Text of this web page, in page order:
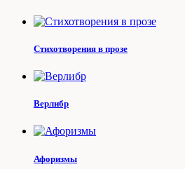
Стихотворения в прозе
Верлибр
Афоризмы